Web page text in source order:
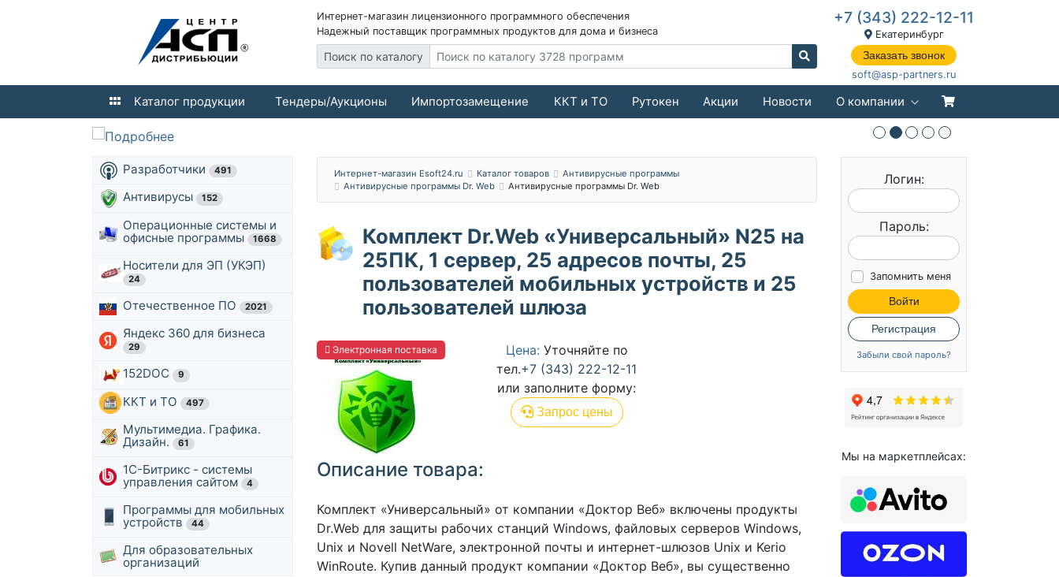
Интернет-магазин лицензионного программного обеспечения
Надежный поставщик программных продуктов для дома и бизнеса
Поиск по каталогу
+7 (343) 222-12-11
Екатеринбург
Заказать звонок
soft@asp-partners.ru
Каталог продукции Тендеры/Аукционы Импортозамещение ККТ и ТО Рутокен Акции Новости О компании
Разработчики 491
Антивирусы 152
Операционные системы и
офисные программы
1668
Носители для ЭП (УКЭП)
24
Отечественное ПО 2021
Яндекс 360 для бизнеса
29
152DOC 9
ККТ и ТО 497
Мультимедиа. Графика.
Дизайн.
61
1С-Битрикс - системы
управления сайтом
4
Программы для мобильных
устройств
44
Для образовательных
организаций
Интернет-магазин Esoft24.ru Каталог товаров
Антивирусные программы
Антивирусные программы Dr. Web
Антивирусные программы Dr. Web
Комплект Dr.Web «Универсальный» N25 на
25ПК, 1 сервер, 25 адресов почты, 25
пользователей мобильных устройств и 25
пользователей шлюза
Электронная поставка Цена: Уточняйте по
тел.+7 (343) 222-12-11
или заполните форму:
Запрос цены
Описание товара:
Комплект «Универсальный» от компании «Доктор Веб» включены продукты
Dr.Web для защиты рабочих станций Windows, файловых серверов Windows,
Unix и Novell NetWare, электронной почты и интернет-шлюзов Unix и Kerio
WinRoute. Купив данный продукт компании «Доктор Веб», вы существенно
Логин:
Пароль:
Запомнить меня
Войти
Регистрация
Забыли свой пароль?
Мы на маркетплейсах: